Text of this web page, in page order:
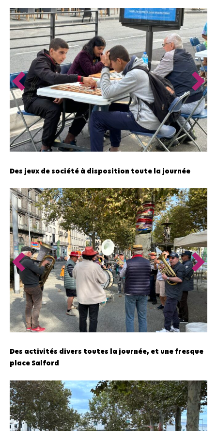
Des jeux de société à disposition toute la journée
Des activités divers toutes la journée, et une fresque
place Salford